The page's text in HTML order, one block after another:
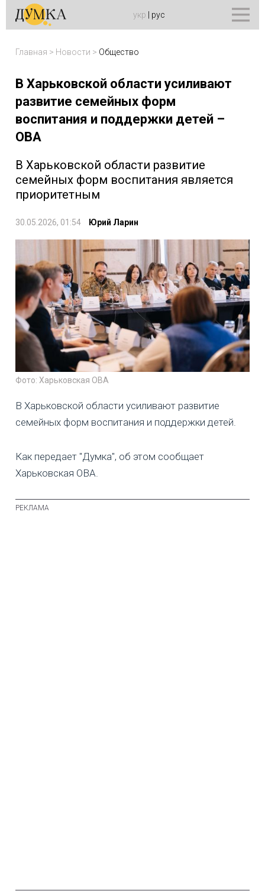
укр рус
Главная > Новости > Общество
В Харьковской области усиливают
развитие семейных форм
воспитания и поддержки детей –
ОВА
В Харьковской области развитие
семейных форм воспитания является
приоритетным
30.05.2026, 01:54 Юрий Ларин
Фото: Харьковская ОВА
В Харьковской области усиливают развитие
семейных форм воспитания и поддержки детей.
Как передает "Думка", об этом сообщает
Харьковская ОВА.